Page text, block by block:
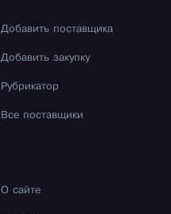
Добавить поставщика
Добавить закупку
Рубрикатор
Все поставщики
О сайте